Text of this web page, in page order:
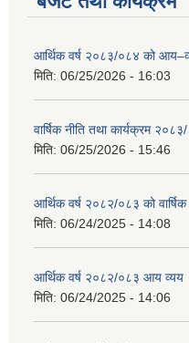
आर्थिक वर्ष २०८३/०८४ को
मिति: 06/25/2026 - 16:03
वार्षिक नीति तथा कार्यक्रम
मिति: 06/25/2026 - 15:46
आर्थिक वर्ष २०८२/०८३ को वार्षिक
मिति: 06/24/2025 - 14:08
आर्थिक वर्ष २०८२/०८३ आय व्यय
मिति: 06/24/2025 - 14:06